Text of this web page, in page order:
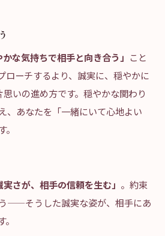
かな気持ちで相手と向き合う」 こと
ローチするより、誠実に、穏やかに
いの進め方です。穏やかな関わり
、あなたを「一緒にいて心地よい
実さが、相手の信頼を生む」 。約束
——そうした誠実な姿が、相手にあ